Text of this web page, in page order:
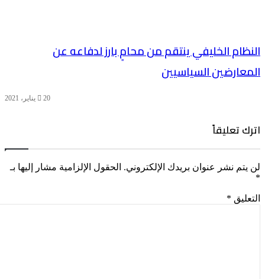
النظام الخليفي ينتقم من محامٍ بارز لدفاعه عن
المعارضين السياسيين
20 يناير، 2021
اترك تعليقاً
لن يتم نشر عنوان بريدك الإلكتروني.
الحقول الإلزامية مشار إليها بـ
*
التعليق *